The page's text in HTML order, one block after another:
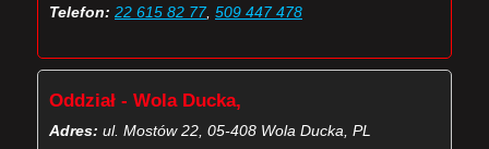
Telefon: 22 615 82 77, 509 447 478
Oddział - Wola Ducka,
Adres: ul. Mostów 22, 05-408 Wola Ducka, PL